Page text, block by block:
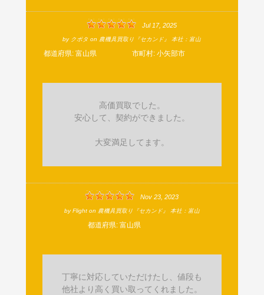
Jul 17, 2025
by クボタ on 農機具買取り『セカンド』 本社：富山
都道府県: 富山県 市町村: 小矢部市
高価買取でした。
安心して、契約ができました。
大変満足してます。
Nov 23, 2023
byFlighton 農機具買取り『セカンド』 本社：富山
都道府県: 富山県
丁寧に対応していただけたし、値段も
他社より高く買い取ってくれました。